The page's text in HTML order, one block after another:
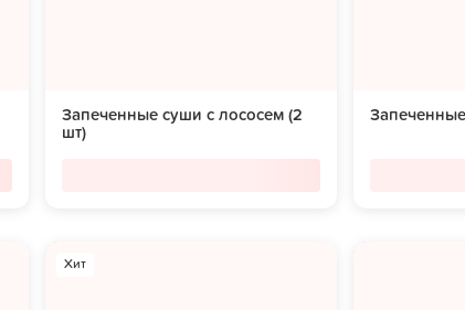
Запеченные суши с лососем (2
шт)
Хит